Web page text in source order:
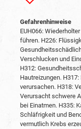
Gefahrenhinweise
EUH066:
führen. H226:
Verschlucken und
H312:
Hautreizungen.
verursachen. H318:
Verursacht schwere
bei Einatmen. H335:
Schläfrigkeit und
vermutlich Krebs